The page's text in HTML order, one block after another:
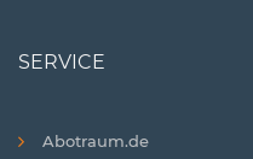
SERVICE
Abotraum.de